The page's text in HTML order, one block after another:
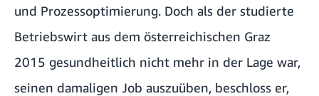
und Prozessoptimierung. Doch als der studierte
Betriebswirt aus dem österreichischen Graz
2015 gesundheitlich nicht mehr in der Lage war,
seinen damaligen Job auszuüben, beschloss er,